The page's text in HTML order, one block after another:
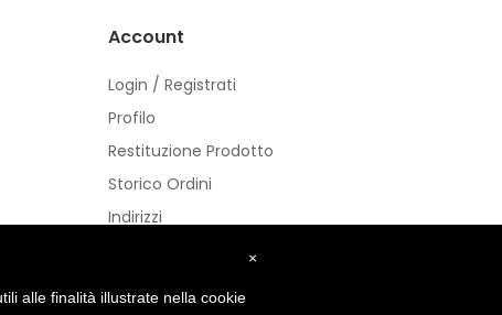
Account
Login / Registrati
Profilo
Restituzione Prodotto
Storico Ordini
Indirizzi
×
alle finalità illustrate nella cookie